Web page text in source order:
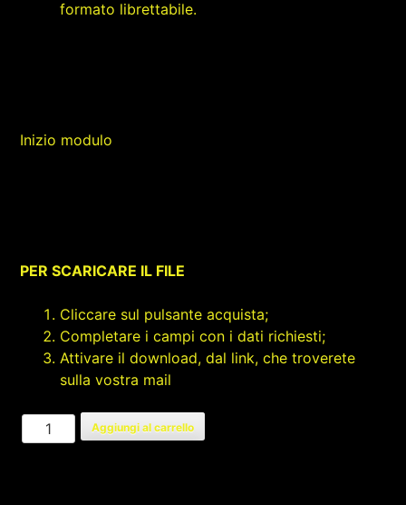
formato librettabile.
Inizio modulo
PER SCARICARE IL FILE
Cliccare sul pulsante acquista;
Completare i campi con i dati richiesti;
Attivare il download, dal link, che troverete
sulla vostra mail
FREMITO
SICILIANO
Aggiungi al carrello